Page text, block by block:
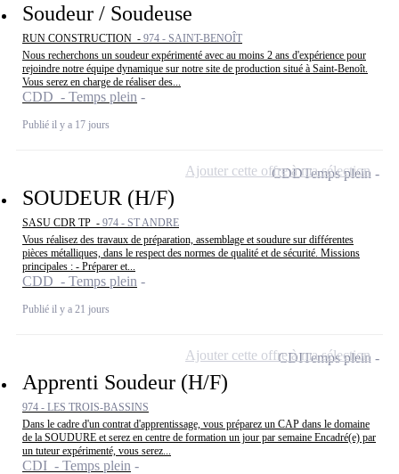
Soudeur / Soudeuse
RUN CONSTRUCTION - 974 - SAINT-BENOÎT
Nous recherchons un soudeur expérimenté avec au moins 2 ans d'expérience pour
rejoindre notre équipe dynamique sur notre site de production situé à Saint-Benoît.
Vous serez en charge de réaliser des...
CDD - Temps plein
Publié il y a 17 jours
SOUDEUR (H/F)
SASU CDR TP - 974 - ST ANDRE
Vous réalisez des travaux de préparation, assemblage et soudure sur différentes
pièces métalliques, dans le respect des normes de qualité et de sécurité. Missions
principales : - Préparer et...
CDD - Temps plein
Publié il y a 21 jours
CDDTemps plein
Ajouter cette offre à ma sélection
Apprenti Soudeur (H/F)
974 - LES TROIS-BASSINS
Dans le cadre d'un contrat d'apprentissage, vous préparez un CAP dans le domaine
de la SOUDURE et serez en centre de formation un jour par semaine Encadré(e) par
un tuteur expérimenté, vous serez...
CDI - Temps plein
CDITemps plein
Ajouter cette offre à ma sélection